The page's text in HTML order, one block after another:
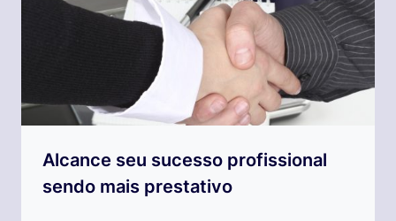
Alcance seu sucesso profissional
sendo mais prestativo